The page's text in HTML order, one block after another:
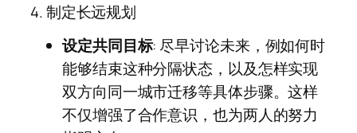
4. 制定长远规划
设定共同目标: 尽早讨论未来，例如何时
能够结束这种分隔状态，以及怎样实现
双方向同一城市迁移等具体步骤。这样
不仅增强了合作意识，也为两人的努力